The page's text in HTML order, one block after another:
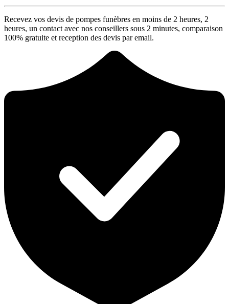
Recevez vos devis de pompes funèbres en moins de 2 heures, 2
heures, un contact avec nos conseillers sous 2 minutes, comparaison
100% gratuite et reception des devis par email.